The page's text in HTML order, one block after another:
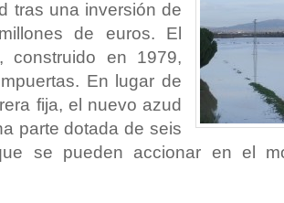
tras una inversión de
de euros. El
construido en 1979,
En lugar de
fija, el nuevo azud
parte dotada de seis
se pueden accionar en el